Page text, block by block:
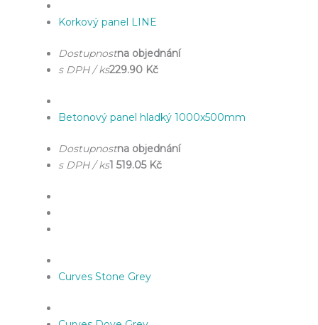
Korkový panel LINE
Dostupnostna objednání
s DPH / ks229.90 Kč
Betonový panel hladký 1000x500mm
Dostupnostna objednání
s DPH / ks1 519.05 Kč
Curves Stone Grey